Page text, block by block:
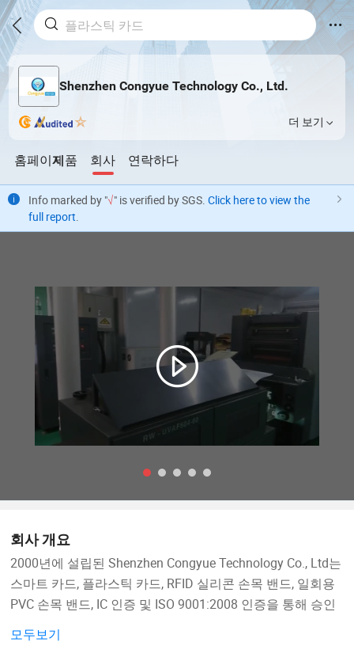
Shenzhen Congyue Technology Co., Ltd.
더 보기
홈페이지제품 회사 연락하다
Info marked by "√" is verified by SGS. Click here to view the
full report.
회사 개요
2000년에 설립된 Shenzhen Congyue Technology Co., Ltd는
스마트 카드, 플라스틱 카드, RFID 실리콘 손목 밴드, 일회용
PVC 손목 밴드, IC 인증 및 ISO 9001:2008 인증을 통해 승인
모두보기